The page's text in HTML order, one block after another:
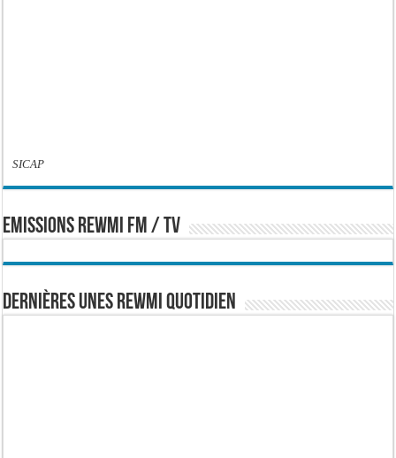
SICAP
EMISSIONS REWMI FM / TV
Dernières Unes Rewmi Quotidien